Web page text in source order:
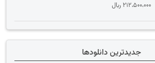
212،500،000 ﷼
جدیدترین دانلودها